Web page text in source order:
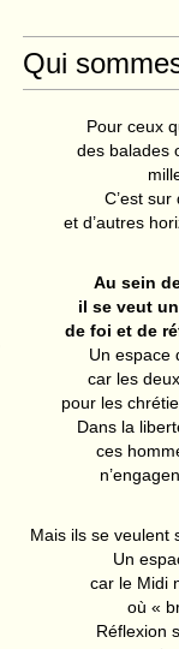
Qui
Pour ceux
des balades
C’est sur
et d’autres
Au sein
il se veut
de foi et de
Un espace
car les
pour les
Dans la
ces
Mais ils se veulent
Un
car le Midi
où «
Réflexion